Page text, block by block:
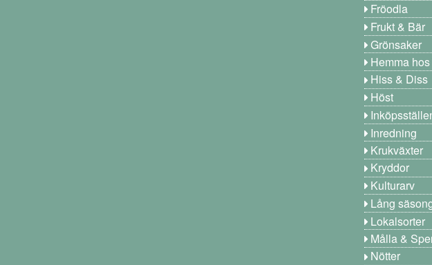
Fröodla
Frukt & Bär
Grönsaker
Hemma
Hiss & Diss
Höst
Inredning
Krukväxter
Kryddor
Kulturarv
Lång
Lokalsorter
Målla &
Nötter